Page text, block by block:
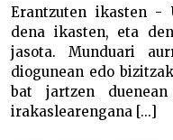
Erantzuten ikasten -
dena ikasten, eta
jasota. Munduari
diogunean edo
bat jartzen
irakaslearengana [...]